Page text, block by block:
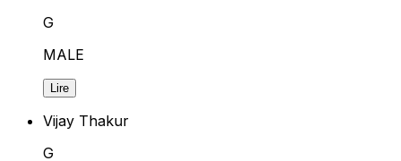
G
MALE
Lire
Vijay Thakur
G